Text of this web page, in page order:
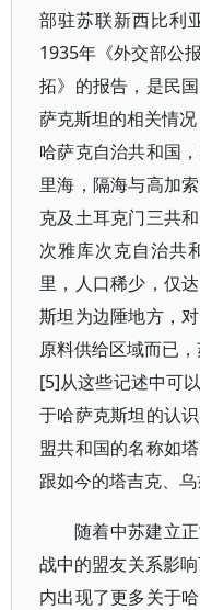
部驻苏联新西比利
1935年《外交部公
拓》的报告，是民
萨克斯坦的相关情
哈萨克自治共和国
里海，隔海与高加
克及土耳克门三共
次雅库次克自治共
里，人口稀少，仅
斯坦为边陲地方，
原料供给区域而已，
[5]从这些记述中可
于哈萨克斯坦的认
盟共和国的名称如
跟如今的塔吉克、乌
随着中苏建立
战中的盟友关系影
内出现了更多关于